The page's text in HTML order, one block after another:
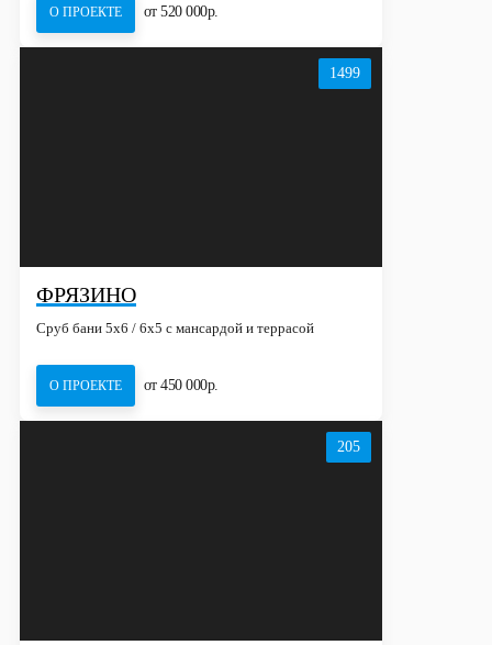
О ПРОЕКТЕ от 520 000р.
1499
ФРЯЗИНО
Сруб бани 5х6 / 6x5 с мансардой и террасой
О ПРОЕКТЕ от 450 000р.
205